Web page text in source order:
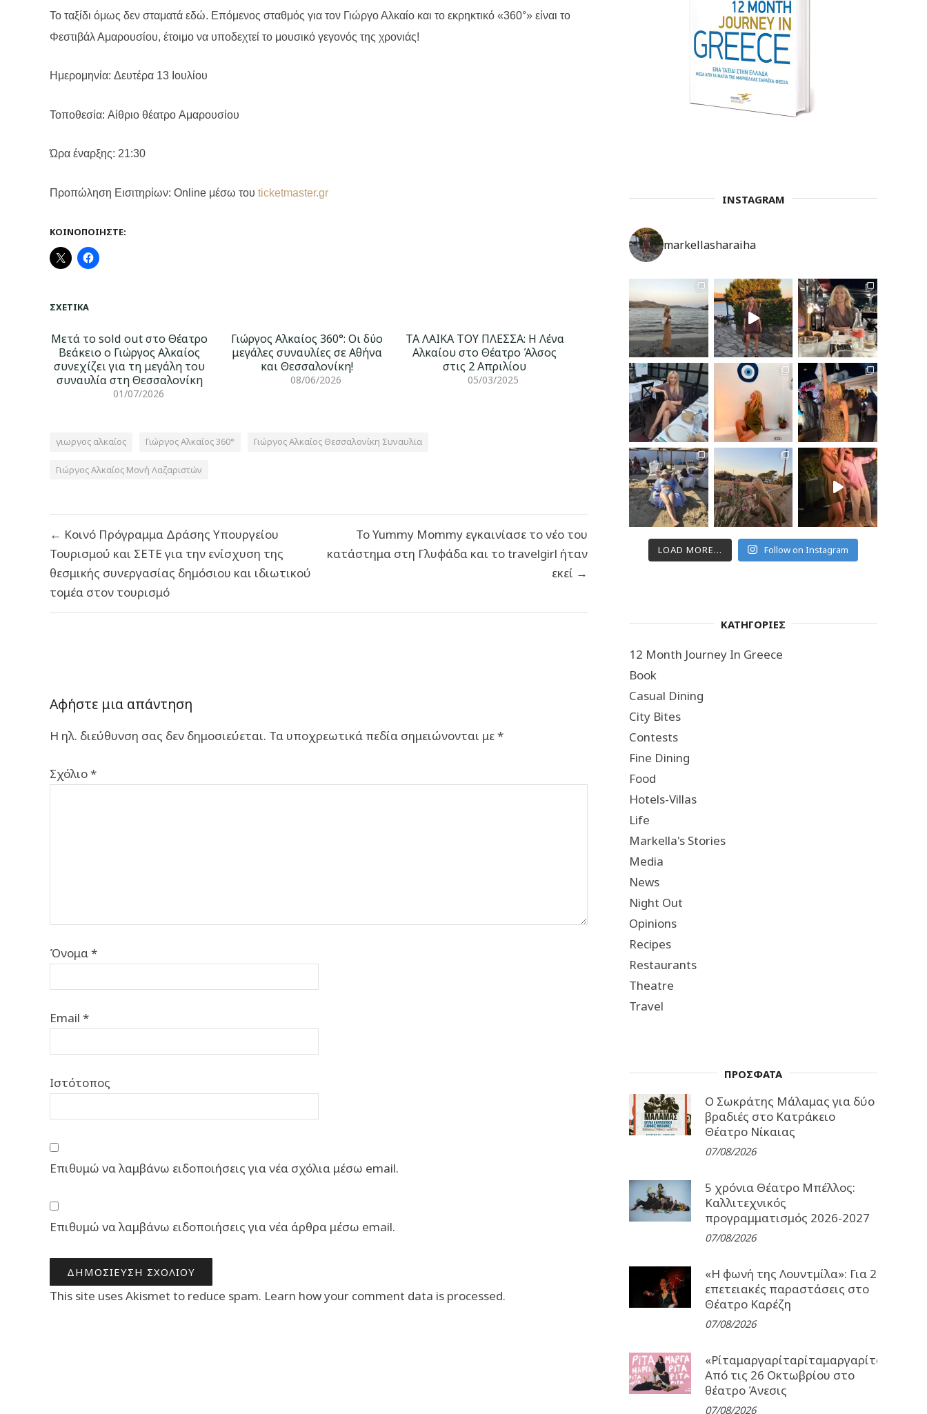
Το ταξίδι όμως δεν σταματά εδώ. Επόμενος σταθμός για τον Γιώργο Αλκαίο και το εκρηκτικό «360°» είναι το
Φεστιβάλ Αμαρουσίου, έτοιμο να υποδεχτεί το μουσικό γεγονός της χρονιάς!
Ημερομηνία: Δευτέρα 13 Ιουλίου
Τοποθεσία: Αίθριο θέατρο Αμαρουσίου
Ώρα έναρξης: 21:30
Προπώληση Εισιτηρίων: Online μέσω του ticketmaster.gr
ΚΟΙΝΟΠΟΙΉΣΤΕ:
ΣΧΕΤΙΚΆ
Μετά το sold out στο Θέατρο
Βεάκειο o Γιώργος Αλκαίος
συνεχίζει για τη μεγάλη του
συναυλία στη Θεσσαλονίκη
01/07/2026
Γιώργος Αλκαίος 360°: Οι δύο
μεγάλες συναυλίες σε Αθήνα
και Θεσσαλονίκη!
08/06/2026
ΤΑ ΛΑΙΚΑ ΤΟΥ ΠΛΕΣΣΑ: Η Λένα
Αλκαίου στο Θέατρο Άλσος
στις 2 Απριλίου
05/03/2025
γιωργος αλκαίος Γιώργος Αλκαίος 360° Γιώργος Αλκαίος Θεσσαλονίκη Συναυλϊα
Γιώργος Αλκαίος Μονή Λαζαριστών
άρθρων
← Κοινό Πρόγραμμα Δράσης Υπουργείου
Τουρισμού και ΣΕΤΕ για την ενίσχυση της
θεσμικής συνεργασίας δημόσιου και ιδιωτικού
τομέα στον τουρισμό
Το Yummy Mommy εγκαινίασε το νέο του
κατάστημα στη Γλυφάδα και το travelgirl ήταν
εκεί →
Αφήστε μια απάντηση
Η ηλ. διεύθυνση σας δεν δημοσιεύεται. Τα υποχρεωτικά πεδία σημειώνονται με*
Σχόλιο*
Όνομα*
Email *
Ιστότοπος
Επιθυμώ να λαμβάνω ειδοποιήσεις για νέα σχόλια μέσω email.
Επιθυμώ να λαμβάνω ειδοποιήσεις για νέα άρθρα μέσω email.
This site uses Akismet to reduce spam. Learn how your comment data is processed.
INSTAGRAM
markellasharaiha
LOAD MORE... Follow on Instagram
ΚΑΤΗΓΟΡΙΕΣ
12 Month Journey In Greece
Book
Casual Dining
City Bites
Contests
Fine Dining
Food
Hotels-Villas
Life
Markella's Stories
Media
News
Night Out
Opinions
Recipes
Restaurants
Theatre
Travel
ΠΡΟΣΦΑΤΑ
Ο Σωκράτης Μάλαμας για δύο
βραδιές στο Κατράκειο
Θέατρο Νίκαιας
07/08/2026
5 χρόνια Θέατρο Μπέλλος:
Καλλιτεχνικός
προγραμματισμός 2026-2027
07/08/2026
«Η φωνή της Λουντμίλα»: Για 2
επετειακές παραστάσεις στο
Θέατρο Καρέζη
07/08/2026
Από τις 26 Οκτωβρίου στο
θέατρο Άνεσις
07/08/2026